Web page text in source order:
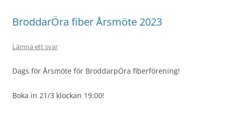
BroddarÖra fiber Årsmöte 2023
Lämna ett svar
Dags för Årsmöte för BroddarpÖra fiberförening!
Boka in 21/3 klockan 19:00!